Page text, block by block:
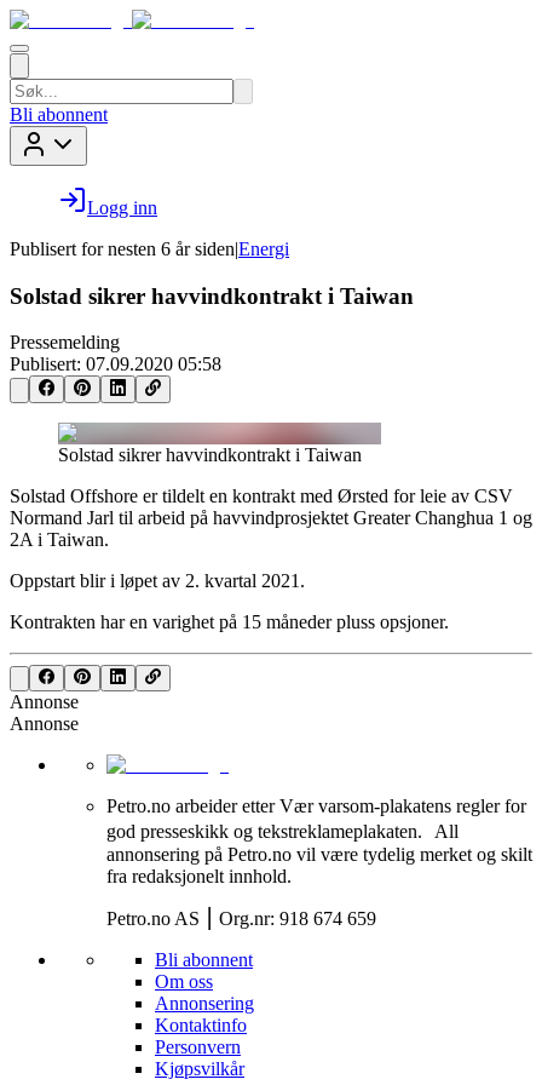
Bli abonnent
Logg inn
Publisert for nesten 6 år siden|Energi
Solstad sikrer havvindkontrakt i Taiwan
Pressemelding
Publisert: 07.09.2020 05:58
Solstad sikrer havvindkontrakt i Taiwan
Solstad Offshore er tildelt en kontrakt med Ørsted for leie av CSV
Normand Jarl til arbeid på havvindprosjektet Greater Changhua 1 og
2A i Taiwan.
Oppstart blir i løpet av 2. kvartal 2021.
Kontrakten har en varighet på 15 måneder pluss opsjoner.
Annonse
Annonse
Petro.no arbeider etter Vær varsom-plakatens regler for
god presseskikk og tekstreklameplakaten. All
annonsering på Petro.no vil være tydelig merket og skilt
fra redaksjonelt innhold.
Petro.no AS ⎮ Org.nr: 918 674 659
Bli abonnent
Om oss
Annonsering
Kontaktinfo
Personvern
Kjøpsvilkår